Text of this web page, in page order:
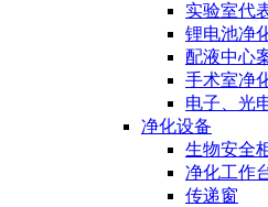
实验室代
锂电池净
配液中心
手术室净
电子、光
净化设备
生物安全
净化工作
传递窗